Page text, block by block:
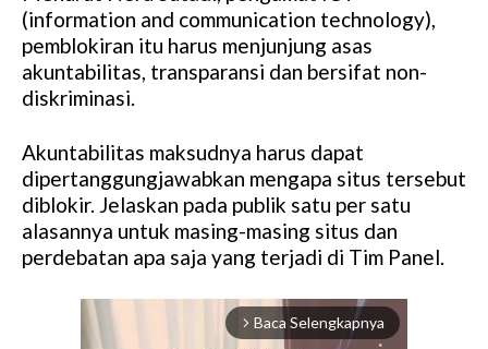
(information and communication technology),
pemblokiran itu harus menjunjung asas
akuntabilitas, transparansi dan bersifat non-
diskriminasi.
Akuntabilitas maksudnya harus dapat
dipertanggungjawabkan mengapa situs tersebut
diblokir. Jelaskan pada publik satu per satu
alasannya untuk masing-masing situs dan
perdebatan apa saja yang terjadi di Tim Panel.
arrow_forward_ios Baca Selengkapnya